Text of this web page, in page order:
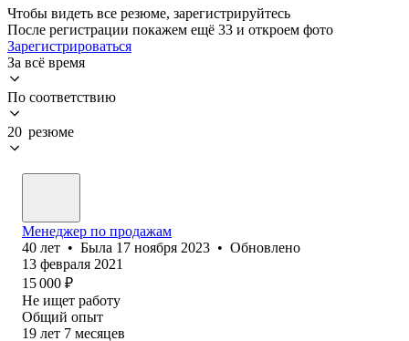
Чтобы видеть все резюме, зарегистрируйтесь
После регистрации покажем ещё 33 и откроем фото
Зарегистрироваться
За всё время
По соответствию
20 резюме
Менеджер по продажам
40 лет • Была 17 ноября 2023 • Обновлено
13 февраля 2021
15 000 ₽
Не ищет работу
Общий опыт
19 лет 7 месяцев